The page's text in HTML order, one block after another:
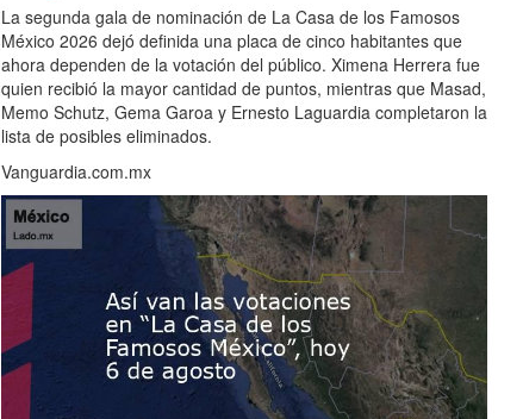
La segunda gala de nominación de La Casa de los Famosos
México 2026 dejó definida una placa de cinco habitantes que
ahora dependen de la votación del público. Ximena Herrera fue
quien recibió la mayor cantidad de puntos, mientras que Masad,
Memo Schutz, Gema Garoa y Ernesto Laguardia completaron la
lista de posibles eliminados.
Vanguardia.com.mx